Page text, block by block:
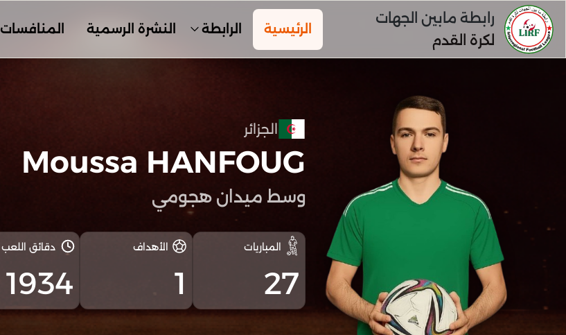
رابطة مابين الجهات
لكرة القدم
الرئيسية الرابطة النشرة الرسمية المنافسات
الجزائر
Moussa HANFOUG
وسط ميدان هجومي
المباريات
27
الأهداف
1
دقائق اللعب
1934